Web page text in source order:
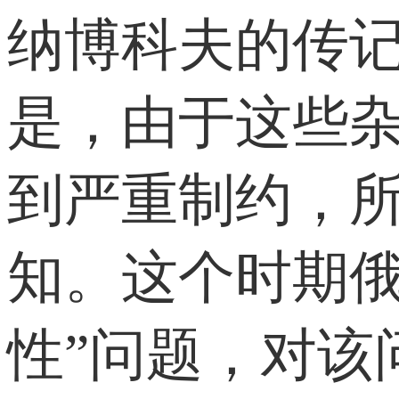
纳博科夫的传
是，由于这些
到严重制约，
知。这个时期
性”问题，对